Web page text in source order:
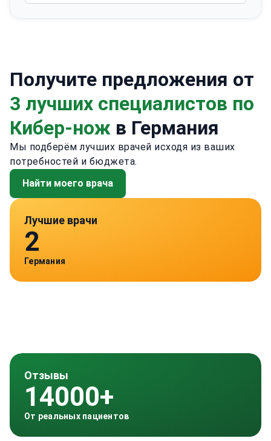
Получите предложения от
3 лучших специалистов по
Кибер-нож в Германия
Мы подберём лучших врачей исходя из ваших
потребностей и бюджета.
Найти моего врача
Лучшие врачи
2
Германия
Отзывы
14000+
От реальных пациентов